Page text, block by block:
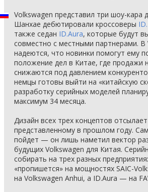
Volkswagen представил три шоу-кара
Шанхае дебютировали кроссоверы
также седан ID.Aura, которые будут
совместно с местными партнерами. В
надеются, что новинки помогут ему
положение дел в Китае, где продажи
снижаются под давлением
немцы готовы выйти на «китайскую
разработку серийных моделей
максимум 34 месяца.
Дизайн всех трех концептов
представленному в прошлом году.
пойдет — он лишь наметил вектор
будущих Volkswagen для Китая.
собирать на трех разных
«пропишется» на мощностях SAIC-
на Volkswagen Anhui, а ID.Aura — на